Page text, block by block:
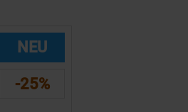
NEU
-25%